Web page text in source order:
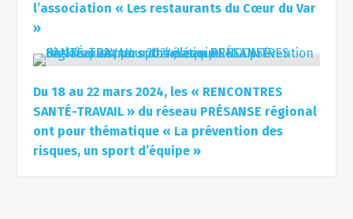
l’association « Les restaurants du Cœur du Var
»
Du 18 au 22 mars 2024, les « RENCONTRES
SANTÉ-TRAVAIL » du réseau PRÉSANSE régional
ont pour thématique « La prévention des
risques, un sport d’équipe »